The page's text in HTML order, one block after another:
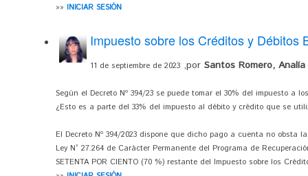
»» INICIAR SESIÓN
Impuesto sobre los Créditos y Débitos
11 de septiembre de 2023 ,por Santos Romero, Analía
Según el Decreto Nº 394/23 se puede tomar el 30% del impuesto a
¿Esto es a parte del 33% del impuesto al débito y crédito que se
El Decreto Nº 394/2023 dispone que dicho pago a cuenta no
Ley N° 27.264 de Carácter Permanente del Programa de
SETENTA POR CIENTO (70 %) restante del Impuesto sobre los